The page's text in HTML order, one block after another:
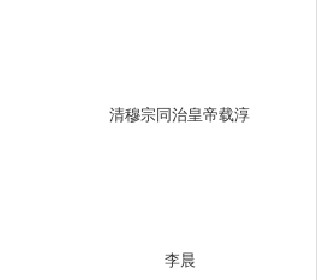
清穆宗同治皇帝载淳
李晨